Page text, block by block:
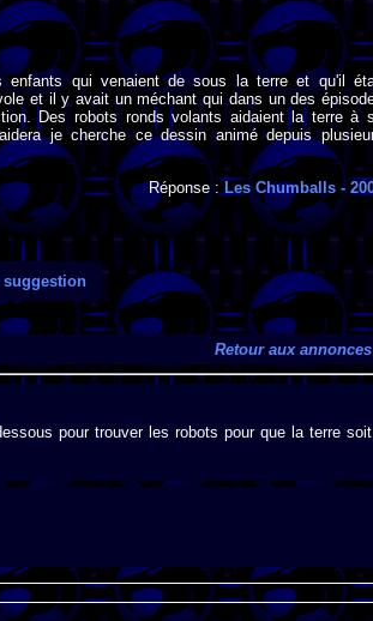
enfants qui venaient de sous la terre et qu'il
et il y avait un méchant qui dans un des
Des robots ronds volants aidaient la terre à
je cherche ce dessin animé depuis
Réponse :Les Chumballs -
Retour aux annonces
pour trouver les robots pour que la terre soit